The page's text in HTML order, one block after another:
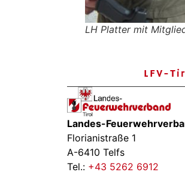
LH Platter mit
LFV-
Landes-
Florianistraße 1
A-6410 Telfs
Tel.: +43 5262 6912